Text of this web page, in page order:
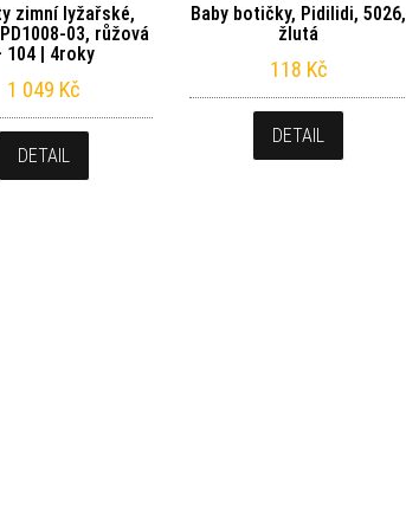
zimní lyžařské,
03, růžová
104 | 4roky
1 049 Kč
DETAIL
Baby botičky, Pidilidi, 5026,
žlutá
118 Kč
DETAIL